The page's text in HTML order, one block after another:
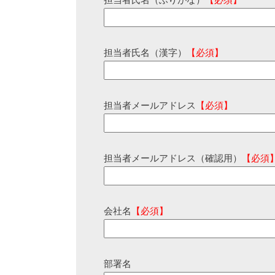
担当者氏名（漢字） 【必須】
担当者メールアドレス 【必須】
担当者メールアドレス（確認用） 【必須
会社名 【必須】
部署名